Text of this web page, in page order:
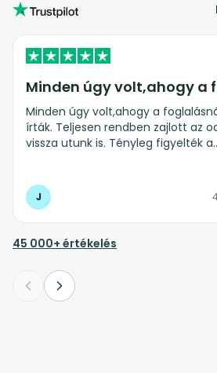
Minden úgy volt,ahogy a
írták. Teljesen rendben zajlott az
vissza utunk is. Tényleg figyelték a
J
45 000+ értékelés